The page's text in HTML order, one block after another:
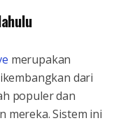
merupakan
dari
populer dan
mereka. Sistem ini